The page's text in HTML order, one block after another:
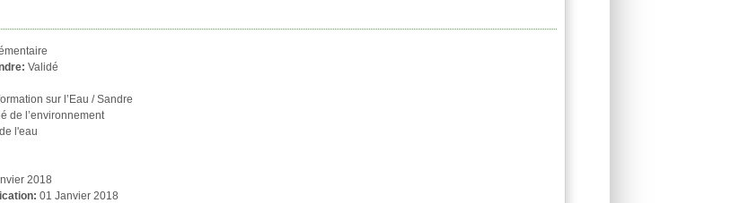
Validé
sur l’Eau / Sandre
de l’environnement
l'eau
2018
01 Janvier 2018